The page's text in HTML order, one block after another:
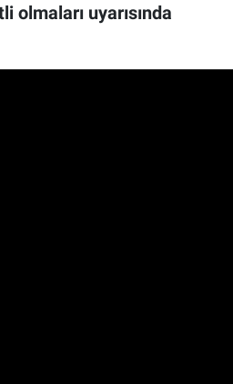
uyarısında